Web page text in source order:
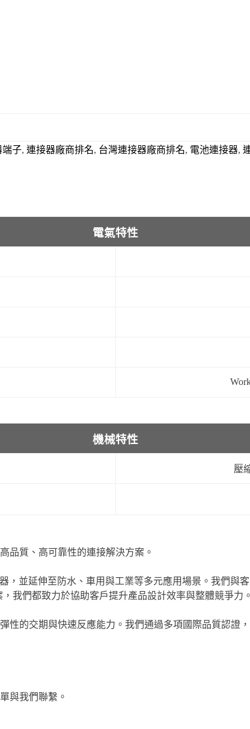
端子, 連接器廠商排名, 台灣連接器廠商排名, 電池連接器,
電氣特性
機械特性
壓
品質、高可靠性的連接解決方案。
，並延伸至防水、車用與工業等多元應用場景。我們
我們都致力於協助客戶提升產品設計效率與整體競爭力。
的交期與快速反應能力。我們通過多項國際品質認證
與我們聯繫。